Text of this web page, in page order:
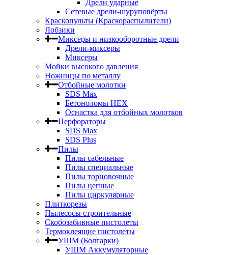
Дрели ударные
Сетевые дрели-шуруповёрты
Краскопульты (Краскораспылители)
Лобзики
Миксеры и низкооборотные дрели
Дрели-миксеры
Миксеры
Мойки высокого давления
Ножницы по металлу
Отбойные молотки
SDS Max
Бетоноломы HEX
Оснастка для отбойных молотков
Перфораторы
SDS Max
SDS Plus
Пилы
Пилы сабельные
Пилы специальные
Пилы торцовочные
Пилы цепные
Пилы циркулярные
Плиткорезы
Пылесосы строительные
Скобозабивные пистолеты
Термоклеящие пистолеты
УШМ (Болгарки)
УШМ Аккумуляторные